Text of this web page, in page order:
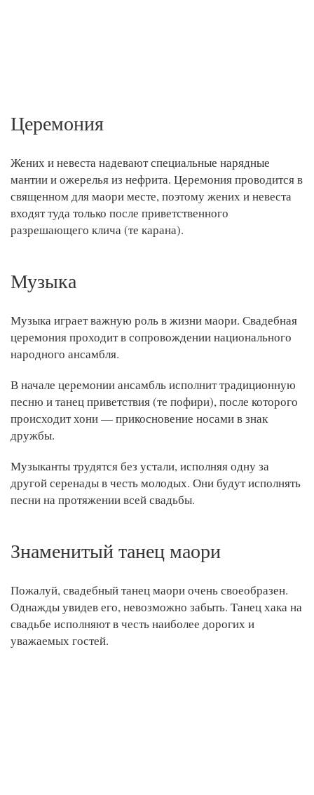
Церемония
Жених и невеста надевают специальные нарядные
мантии и ожерелья из нефрита. Церемония проводится в
священном для маори месте, поэтому жених и невеста
входят туда только после приветственного
разрешающего клича (те карана).
Музыка
Музыка играет важную роль в жизни маори. Свадебная
церемония проходит в сопровождении национального
народного ансамбля.
В начале церемонии ансамбль исполнит традиционную
песню и танец приветствия (те пофири), после которого
происходит хони — прикосновение носами в знак
дружбы.
Музыканты трудятся без устали, исполняя одну за
другой серенады в честь молодых. Они будут исполнять
песни на протяжении всей свадьбы.
Знаменитый танец маори
Пожалуй, свадебный танец маори очень своеобразен.
Однажды увидев его, невозможно забыть. Танец хака на
свадьбе исполняют в честь наиболее дорогих и
уважаемых гостей.